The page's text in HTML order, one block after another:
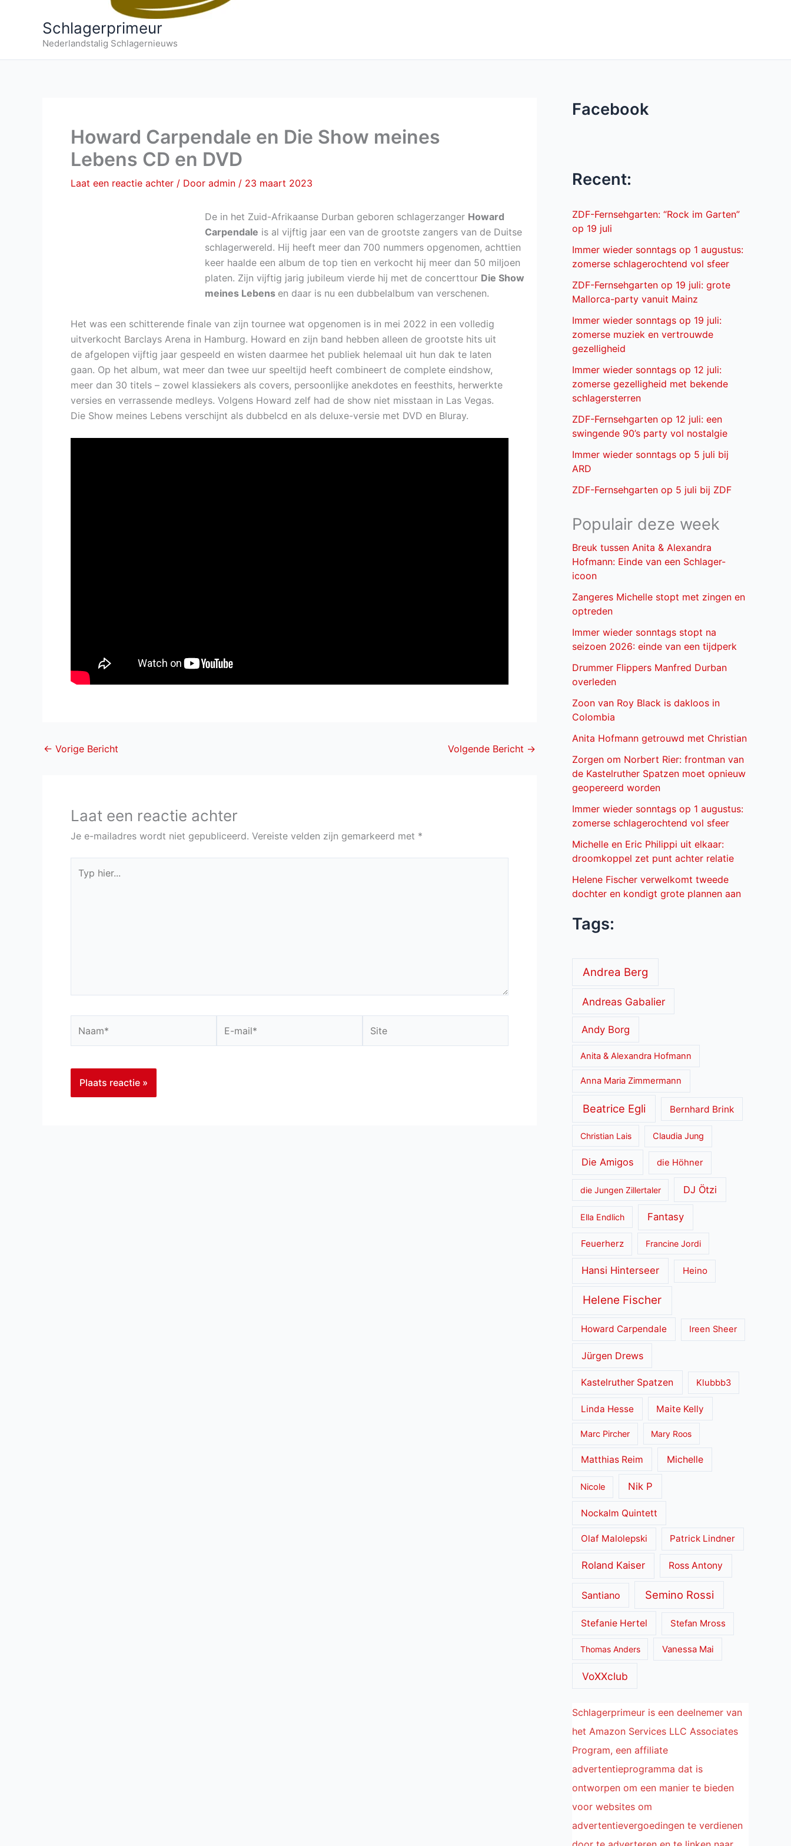
Schlagerprimeur
Nederlandstalig Schlagernieuws
Howard Carpendale en Die Show meines
Lebens CD en DVD
Laat een reactie achter / Door admin / 23 maart 2023
De in het Zuid-Afrikaanse Durban geboren schlagerzanger Howard
Carpendale is al vijftig jaar een van de grootste zangers van de Duitse
schlagerwereld. Hij heeft meer dan 700 nummers opgenomen, achttien
keer haalde een album de top tien en verkocht hij meer dan 50 miljoen
platen. Zijn vijftig jarig jubileum vierde hij met de concerttour Die Show
meines Lebens en daar is nu een dubbelalbum van verschenen.
Het was een schitterende finale van zijn tournee wat opgenomen is in mei 2022 in een volledig
uitverkocht Barclays Arena in Hamburg. Howard en zijn band hebben alleen de grootste hits uit
de afgelopen vijftig jaar gespeeld en wisten daarmee het publiek helemaal uit hun dak te laten
gaan. Op het album, wat meer dan twee uur speeltijd heeft combineert de complete eindshow,
meer dan 30 titels – zowel klassiekers als covers, persoonlijke anekdotes en feesthits, herwerkte
versies en verrassende medleys. Volgens Howard zelf had de show niet misstaan in Las Vegas.
Die Show meines Lebens verschijnt als dubbelcd en als deluxe-versie met DVD en Bluray.
← Vorige Bericht Volgende Bericht →
Laat een reactie achter
Je e-mailadres wordt niet gepubliceerd. Vereiste velden zijn gemarkeerd met *
hier...
mail*
Facebook
Recent:
ZDF-Fernsehgarten: “Rock im Garten”
op 19 juli
Immer wieder sonntags op 1 augustus:
zomerse schlagerochtend vol sfeer
ZDF-Fernsehgarten op 19 juli: grote
Mallorca-party vanuit Mainz
Immer wieder sonntags op 19 juli:
zomerse muziek en vertrouwde
gezelligheid
Immer wieder sonntags op 12 juli:
zomerse gezelligheid met bekende
schlagersterren
ZDF-Fernsehgarten op 12 juli: een
swingende 90’s party vol nostalgie
Immer wieder sonntags op 5 juli bij
ARD
ZDF-Fernsehgarten op 5 juli bij ZDF
Populair deze week
Breuk tussen Anita & Alexandra
Hofmann: Einde van een Schlager-
icoon
Zangeres Michelle stopt met zingen en
optreden
Immer wieder sonntags stopt na
seizoen 2026: einde van een tijdperk
Drummer Flippers Manfred Durban
overleden
Zoon van Roy Black is dakloos in
Colombia
Anita Hofmann getrouwd met Christian
Zorgen om Norbert Rier: frontman van
de Kastelruther Spatzen moet opnieuw
geopereerd worden
Immer wieder sonntags op 1 augustus:
zomerse schlagerochtend vol sfeer
Michelle en Eric Philippi uit elkaar:
droomkoppel zet punt achter relatie
Helene Fischer verwelkomt tweede
dochter en kondigt grote plannen aan
Tags:
Andrea Berg
Andreas Gabalier
Andy Borg
Anita & Alexandra Hofmann
Anna Maria Zimmermann
Beatrice Egli Bernhard Brink
Christian Lais Claudia Jung
Die Amigos die Höhner
die Jungen Zillertaler DJ Ötzi
Ella Endlich Fantasy
Feuerherz Francine Jordi
Hansi Hinterseer Heino
Helene Fischer
Howard Carpendale Ireen Sheer
Jürgen Drews
Kastelruther Spatzen Klubbb3
Linda Hesse Maite Kelly
Marc Pircher Mary Roos
Matthias Reim Michelle
Nicole Nik P
Nockalm Quintett
Olaf Malolepski Patrick Lindner
Roland Kaiser Ross Antony
Santiano Semino Rossi
Stefanie Hertel Stefan Mross
Thomas Anders Vanessa Mai
VoXXclub
Schlagerprimeur is een deelnemer van
het Amazon Services LLC Associates
Program, een affiliate
advertentieprogramma dat is
ontworpen om een manier te bieden
voor websites om
advertentievergoedingen te verdienen